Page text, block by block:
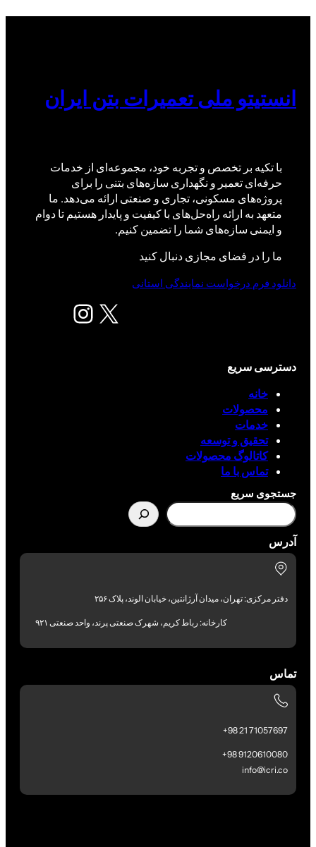
انستیتو ملی تعمیرات بتن ایران
با تکیه بر تخصص و تجربه خود، مجموعه‌ای از خدمات
حرفه‌ای تعمیر و نگهداری سازه‌های بتنی را برای
پروژه‌های مسکونی، تجاری و صنعتی ارائه می‌دهد. ما
متعهد به ارائه راه‌حل‌های با کیفیت و پایدار هستیم تا دوام
و ایمنی سازه‌های شما را تضمین کنیم.
ما را در فضای مجازی دنبال کنید
X اینستاگرم
دانلود فرم درخواست نمایندگی استانی
دسترسی سریع
خانه
محصولات
خدمات
تحقیق و توسعه
کاتالوگ محصولات
تماس با ما
جستجوی سریع
آدرس
دفتر مرکزی: تهران، میدان آرژانتین، خیابان الوند، پلاک ۲۵۶
کارخانه: رباط کریم، شهرک صنعتی پرند، واحد صنعتی ۹۲۱
تماس
71057697 21 98+
9120610080 98+
info@icri.co